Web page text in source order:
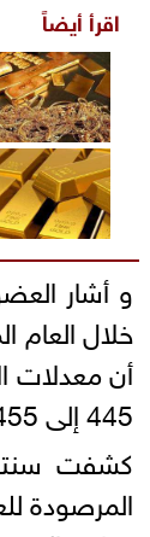
اقرأ أيضاً
و أشار
أن معدلات
445 إلى 455 ألف أوقية.
كشفت